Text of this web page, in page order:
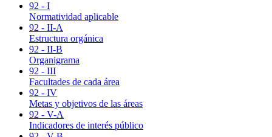
92 - I
Normatividad aplicable
92 - II-A
Estructura orgánica
92 - II-B
Organigrama
92 - III
Facultades de cada área
92 - IV
Metas y objetivos de las áreas
92 - V-A
Indicadores de interés público